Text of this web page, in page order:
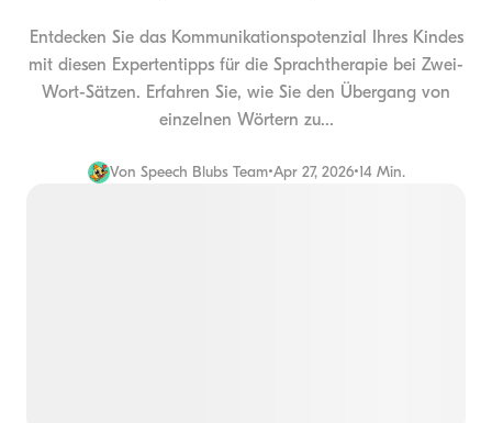
Entdecken Sie das Kommunikationspotenzial Ihres Kindes
mit diesen Expertentipps für die Sprachtherapie bei Zwei-
Wort-Sätzen. Erfahren Sie, wie Sie den Übergang von
einzelnen Wörtern zu...
Von Speech Blubs Team•Apr 27, 2026•14 Min.